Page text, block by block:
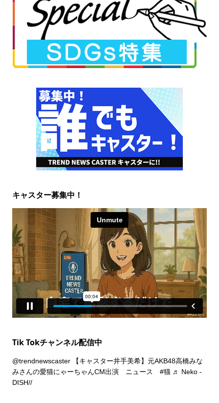
キャスター募集中！
Tik Tokチャンネル配信中
@trendnewscaster【キャスター井手美希】元AKB48高橋みな
みさんの愛猫にゃーちゃんCM出演 ニュース #猫 ♬ Neko -
DISH//